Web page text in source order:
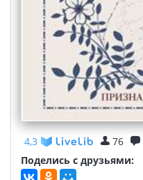
4,3 76
Поделись с друзьями: